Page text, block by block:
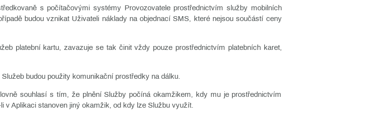
s počítačovými systémy Provozovatele prostřednictvím služby mobilních
budou vznikat Uživateli náklady na objednací SMS, které nejsou součástí ceny
platební kartu, zavazuje se tak činit vždy pouze prostřednictvím platebních karet,
budou použity komunikační prostředky na dálku.
souhlasí s tím, že plnění Služby počíná okamžikem, kdy mu je prostřednictvím
v Aplikaci stanoven jiný okamžik, od kdy lze Službu využít.